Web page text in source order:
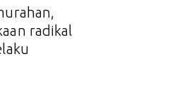
radikal